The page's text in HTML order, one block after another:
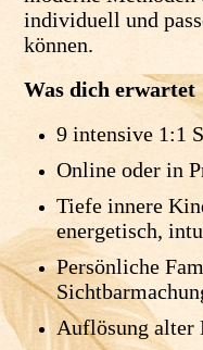
individuell und
können.
Was dich erwartet
9 intensive 1:1
Online oder in
Tiefe innere
energetisch,
Persönliche
Auflösung alter